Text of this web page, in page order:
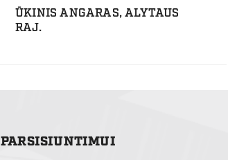
ŪKINIS ANGARAS, ALYTAUS
RAJ.
PARSISIUNTIMUI